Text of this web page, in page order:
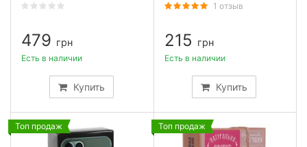
479 грн
Купить
Есть в наличии
1 отзыв
215 грн
Купить
Есть в наличии
Топ продаж Топ продаж